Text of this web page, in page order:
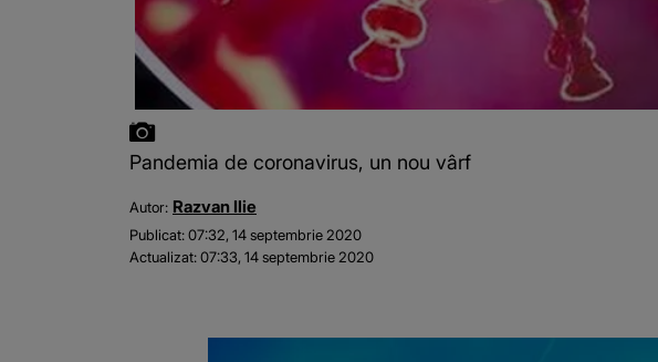
Pandemia de coronavirus, un nou vârf
Autor: Razvan Ilie
Publicat:07:32, 14 septembrie 2020
Actualizat:07:33, 14 septembrie 2020